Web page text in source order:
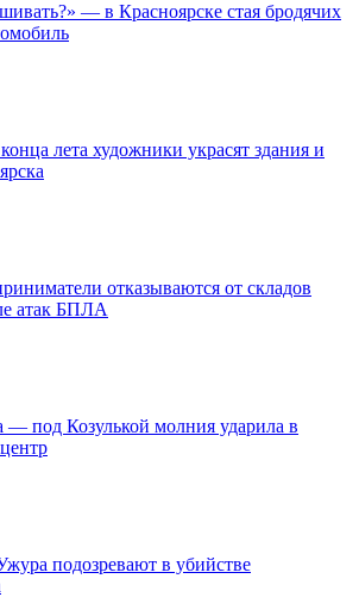
— в Красноярске стая бродячих
лета художники украсят здания и
отказываются от складов
атак БПЛА
под Козулькой молния ударила в
подозревают в убийстве